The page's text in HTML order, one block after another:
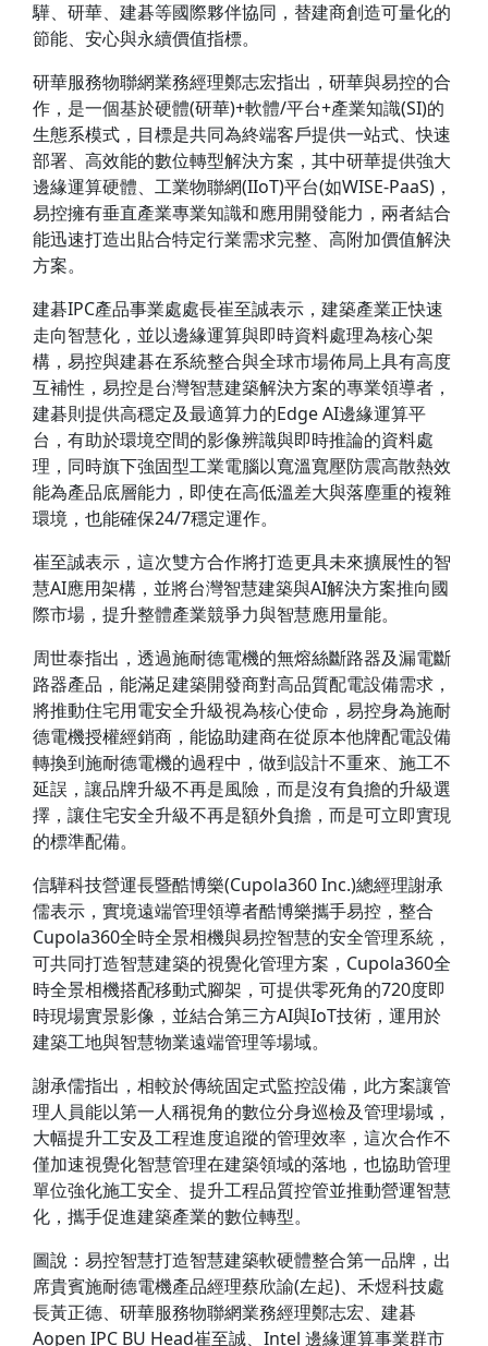
驊、研華、建碁等國際夥伴協同，替建商創造可量化的
節能、安心與永續價值指標。
研華服務物聯網業務經理鄭志宏指出，研華與易控的合
作，是一個基於硬體(研華)+軟體/平台+產業知識(SI)的
生態系模式，目標是共同為終端客戶提供一站式、快速
部署、高效能的數位轉型解決方案，其中研華提供強大
邊緣運算硬體、工業物聯網(IIoT)平台(如WISE-PaaS)，
易控擁有垂直產業專業知識和應用開發能力，兩者結合
能迅速打造出貼合特定行業需求完整、高附加價值解決
方案。
建碁IPC產品事業處處長崔至誠表示，建築產業正快速
走向智慧化，並以邊緣運算與即時資料處理為核心架
構，易控與建碁在系統整合與全球市場佈局上具有高度
互補性，易控是台灣智慧建築解決方案的專業領導者，
建碁則提供高穩定及最適算力的Edge AI邊緣運算平
台，有助於環境空間的影像辨識與即時推論的資料處
理，同時旗下強固型工業電腦以寬溫寬壓防震高散熱效
能為產品底層能力，即使在高低溫差大與落塵重的複雜
環境，也能確保24/7穩定運作。
崔至誠表示，這次雙方合作將打造更具未來擴展性的智
慧AI應用架構，並將台灣智慧建築與AI解決方案推向國
際市場，提升整體產業競爭力與智慧應用量能。
周世泰指出，透過施耐德電機的無熔絲斷路器及漏電斷
路器產品，能滿足建築開發商對高品質配電設備需求，
將推動住宅用電安全升級視為核心使命，易控身為施耐
德電機授權經銷商，能協助建商在從原本他牌配電設備
轉換到施耐德電機的過程中，做到設計不重來、施工不
延誤，讓品牌升級不再是風險，而是沒有負擔的升級選
擇，讓住宅安全升級不再是額外負擔，而是可立即實現
的標準配備。
信驊科技營運長暨酷博樂(Cupola360 Inc.)總經理謝承
儒表示，實境遠端管理領導者酷博樂攜手易控，整合
Cupola360全時全景相機與易控智慧的安全管理系統，
可共同打造智慧建築的視覺化管理方案，Cupola360全
時全景相機搭配移動式腳架，可提供零死角的720度即
時現場實景影像，並結合第三方AI與IoT技術，運用於
建築工地與智慧物業遠端管理等場域。
謝承儒指出，相較於傳統固定式監控設備，此方案讓管
理人員能以第一人稱視角的數位分身巡檢及管理場域，
大幅提升工安及工程進度追蹤的管理效率，這次合作不
僅加速視覺化智慧管理在建築領域的落地，也協助管理
單位強化施工安全、提升工程品質控管並推動營運智慧
化，攜手促進建築產業的數位轉型。
圖說：易控智慧打造智慧建築軟硬體整合第一品牌，出
席貴賓施耐德電機產品經理蔡欣諭(左起)、禾煜科技處
長黃正德、研華服務物聯網業務經理鄭志宏、建碁
Aopen IPC BU Head崔至誠、Intel 邊緣運算事業群市